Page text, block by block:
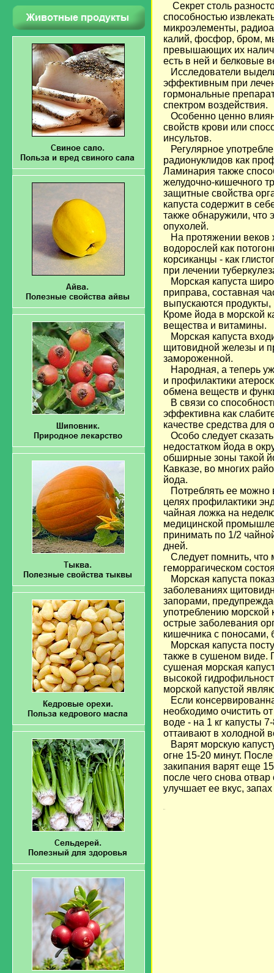
Секрет столь
способностью
микроэлементы,
калий, фосфор, бром,
превышающих их
есть в ней и белковые
Исследователи
эффективным при
гормональные
спектром воздействия.
Особенно ценно
свойств крови или
инсультов.
Регулярное
радионуклидов как
Ламинария также
желудочно-кишечного
защитные свойства
капуста содержит в
также обнаружили, что
опухолей.
На протяжении веков
водорослей как
корсиканцы - как
при лечении
Морская капуста
приправа, составная
выпускаются
Кроме йода в морской
вещества и витамины.
Морская капуста
щитовидной железы и
замороженной.
Народная, а теперь
и профилактики
обмена веществ и
В связи со
эффективна как
качестве средства для
Особо следует
недостатком йода в
обширные зоны такой
Кавказе, во многих
йода.
Потреблять ее можно
целях профилактики
чайная ложка на
медицинской
принимать по 1/2
дней.
Следует помнить, что
геморрагическом
Морская капуста
заболеваниях
запорами,
употреблению морской
острые заболевания
кишечника с поносами,
Морская капуста
также в сушеном виде.
сушеная морская
высокой
морской капустой
Если
необходимо очистить
воде - на 1 кг капусты
оттаивают в холодной
Варят морскую
огне 15-20 минут.
закипания варят еще
после чего снова
улучшает ее вкус, запах